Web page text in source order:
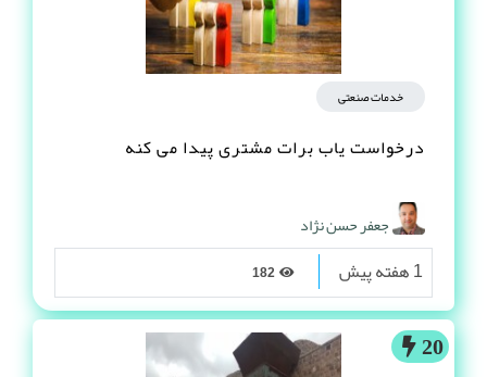
خدمات صنعتی
درخواست یاب برات مشتری پیدا می کنه
جعفر حسن نژاد
1 هفته پیش
20